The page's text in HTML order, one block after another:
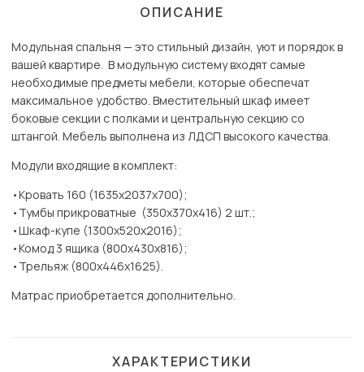
ОПИСАНИЕ
Модульная спальня — это стильный дизайн, уют и порядок в
вашей квартире. В модульную систему входят самые
необходимые предметы мебели, которые обеспечат
максимальное удобство. Вместительный шкаф имеет
боковые секции с полками и центральную секцию со
штангой. Мебель выполнена из ЛДСП высокого качества.
Модули входящие в комплект:
•Кровать 160 (1635х2037х700);
•Тумбы прикроватные (350х370х416) 2 шт.;
•Шкаф-купе (1300х520х2016);
•Комод 3 ящика (800х430х816);
•Трельяж (800х446х1625).
Матрас приобретается дополнительно.
ХАРАКТЕРИСТИКИ